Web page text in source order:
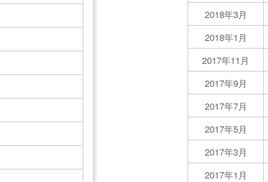
2018年3月
2018年1月
2017年11月
2017年9月
2017年7月
2017年5月
2017年3月
2017年1月